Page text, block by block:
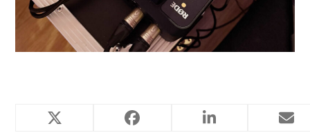
Ähnliche Projekte